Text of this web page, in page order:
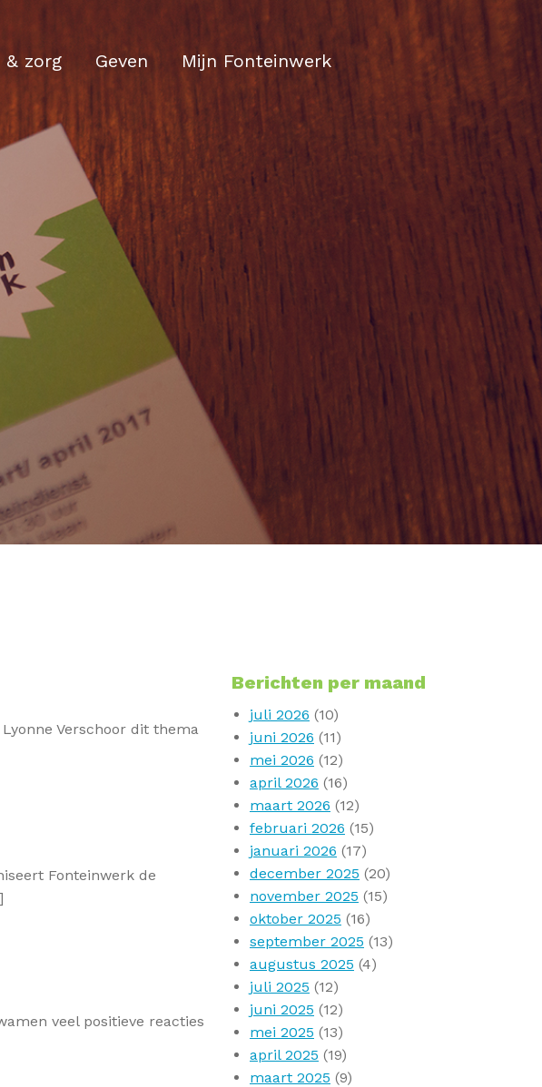
& zorg Geven Mijn Fonteinwerk
Verschoor dit thema
Fonteinwerk de
veel positieve reacties
Berichten per maand
juli 2026 (10)
juni 2026 (11)
mei 2026 (12)
april 2026 (16)
maart 2026 (12)
februari 2026 (15)
januari 2026 (17)
december 2025 (20)
november 2025 (15)
oktober 2025 (16)
september 2025 (13)
augustus 2025 (4)
juli 2025 (12)
juni 2025 (12)
mei 2025 (13)
april 2025 (19)
maart 2025 (9)